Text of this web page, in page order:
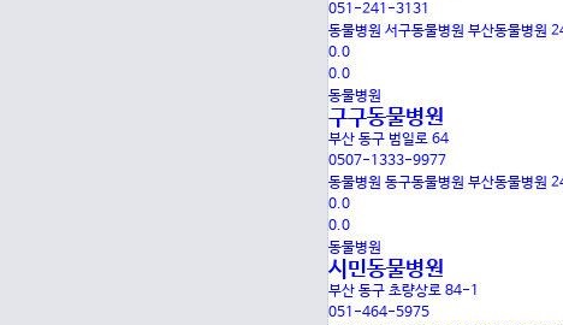
051-241-3131
동물병원 서구동물병원 부산동물병원
0.0
0.0
동물병원
구구동물병원
부산 동구 범일로 64
0507-1333-9977
동물병원 동구동물병원 부산동물병원
0.0
0.0
동물병원
시민동물병원
부산 동구 초량상로 84-1
051-464-5975